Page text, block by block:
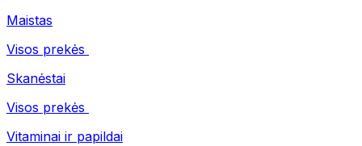
Maistas
Visos prekės
Skanėstai
Visos prekės
Vitaminai ir papildai